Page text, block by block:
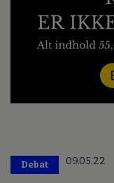
Debat 09.05.22